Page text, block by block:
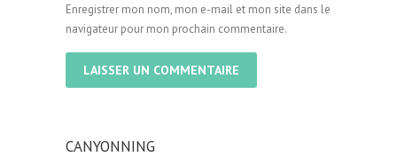
Enregistrer mon nom, mon e-mail et mon site dans le
navigateur pour mon prochain commentaire.
CANYONNING